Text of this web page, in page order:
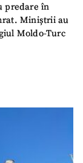
predare în
Miniștrii au
Moldo-Turc